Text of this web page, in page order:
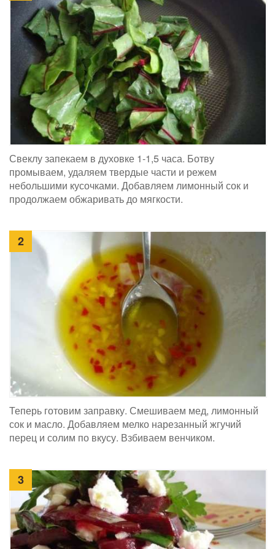
Свеклу запекаем в духовке 1-1,5 часа. Ботву
промываем, удаляем твердые части и режем
небольшими кусочками. Добавляем лимонный сок и
продолжаем обжаривать до мягкости.
2
Теперь готовим заправку. Смешиваем мед, лимонный
сок и масло. Добавляем мелко нарезанный жгучий
перец и солим по вкусу. Взбиваем венчиком.
3